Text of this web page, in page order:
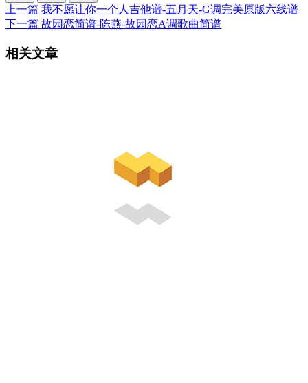
上一篇 我不愿让你一个人吉他谱-五月天-G调完美原版六线谱
下一篇 故园恋简谱-陈燕-故园恋A调歌曲简谱
相关文章